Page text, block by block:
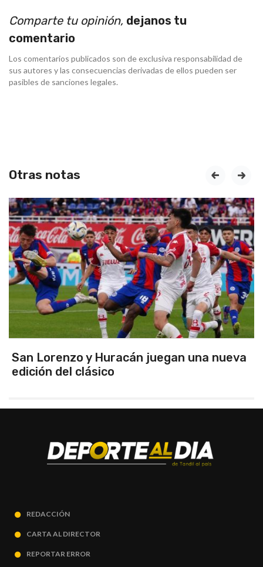
Comparte tu opinión, dejanos tu
comentario
Los comentarios publicados son de exclusiva responsabilidad de
sus autores y las consecuencias derivadas de ellos pueden ser
pasibles de sanciones legales.
Otras notas
San Lorenzo y Huracán juegan una nueva
edición del clásico
prev next
REDACCIÓN
CARTA AL DIRECTOR
REPORTAR ERROR